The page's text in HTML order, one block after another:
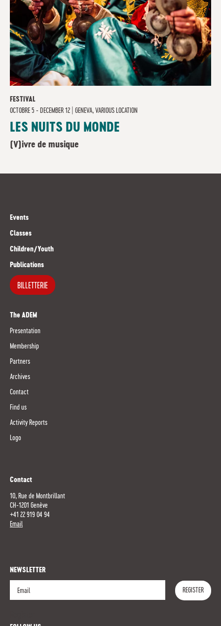
FESTIVAL
OCTOBRE 5 - DECEMBER 12
GENEVA, VARIOUS LOCATION
LES NUITS DU MONDE
(V)ivre de musique
Events
Classes
Children/Youth
Publications
BILLETTERIE
The ADEM
Presentation
Membership
Partners
Archives
Contact
Find us
Activity Reports
Logo
Contact
10, Rue de Montbrillant
CH-1201 Genève
+41 22 919 04 94
Email
NEWSLETTER
REGISTER